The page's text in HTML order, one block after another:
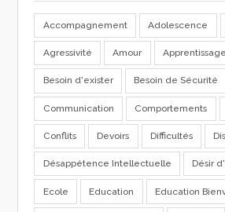
Accompagnement Adolescence
Agressivité Amour Apprentissage
Besoin d'exister Besoin de Sécurité
Communication Comportements
Conflits Devoirs Difficultés
Désappétence Intellectuelle Désir
Ecole Education Education